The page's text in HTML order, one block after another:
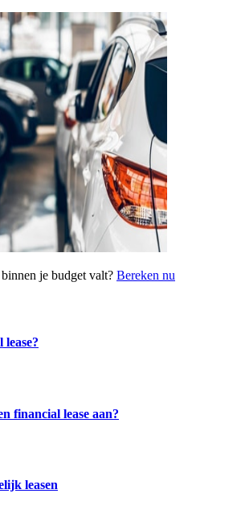
je budget valt? Bereken nu
financial lease aan?
leasen